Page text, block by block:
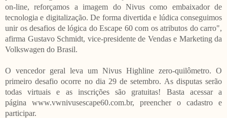
on-line, reforçamos a imagem do Nivus como embaixador de
tecnologia e digitalização. De forma divertida e lúdica conseguimos
unir os desafios de lógica do Escape 60 com os atributos do carro",
afirma Gustavo Schmidt, vice-presidente de Vendas e Marketing da
Volkswagen do Brasil.
O vencedor geral leva um Nivus Highline zero-quilômetro. O
primeiro desafio ocorre no dia 29 de setembro. As disputas serão
todas virtuais e as inscrições são gratuitas! Basta acessar a
página www.vwnivusescape60.com.br, preencher o cadastro e
participar.